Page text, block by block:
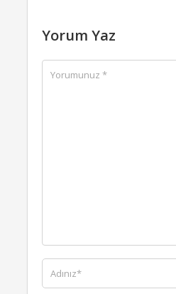
Yorum Yaz